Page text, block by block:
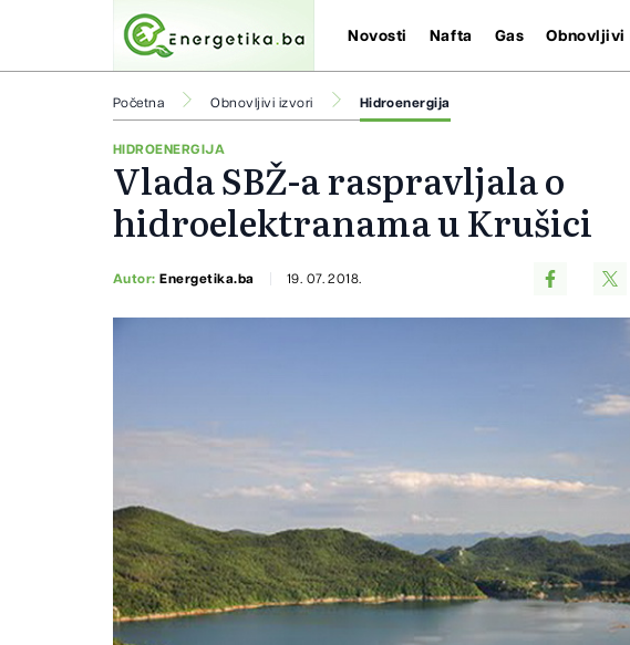
Novosti Nafta Gas Obnovljivi
Početna Obnovljivi izvori Hidroenergija
HIDROENERGIJA
Vlada SBŽ-a raspravljala o
hidroelektranama u Krušici
Autor:Energetika.ba 19. 07. 2018.